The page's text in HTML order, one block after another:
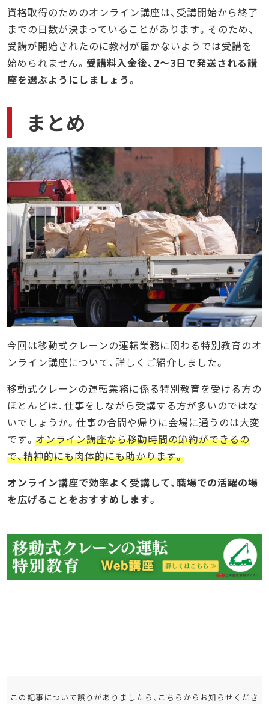
資格取得のためのオンライン講座は、受講開始から終了
までの日数が決まっていることがあります。そのため、
受講が開始されたのに教材が届かないようでは受講を
始められません。 受講料入金後、2～3日で発送される講
座を選ぶようにしましょう。
まとめ
今回は移動式クレーンの運転業務に関わる特別教育のオ
ンライン講座について、詳しくご紹介しました。
移動式クレーンの運転業務に係る特別教育を受ける方の
ほとんどは、仕事をしながら受講する方が多いのではな
いでしょうか。仕事の合間や帰りに会場に通うのは大変
です。 オンライン講座なら移動時間の節約ができるの
で、精神的にも肉体的にも助かります。
オンライン講座で効率よく受講して、職場での活躍の場
を広げることをおすすめします。
この記事について誤りがありましたら、こちらからお知らせくださ